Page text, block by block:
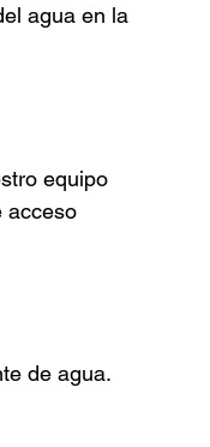
agua en la
equipo
acceso
de agua.